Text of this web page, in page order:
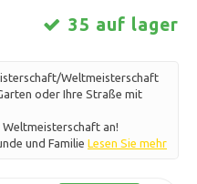
35 auf lager
Weltmeisterschaft
oder Ihre Straße mit
an!
und Familie Lesen Sie mehr